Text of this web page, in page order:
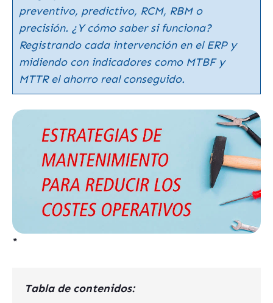
preventivo, predictivo, RCM, RBM o
precisión. ¿Y cómo saber si funciona?
Registrando cada intervención en el ERP y
midiendo con indicadores como MTBF y
MTTR el ahorro real conseguido.
*
Tabla de contenidos: